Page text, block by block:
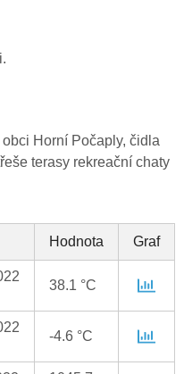
Horní Počaply, čidla
terasy rekreační chaty
Hodnota Graf
38.1 °C
-4.6 °C